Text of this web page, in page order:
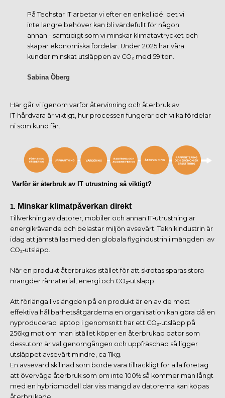
På Techstar IT arbetar vi efter en enkel idé: det vi
inte längre behöver kan bli värdefullt för någon
annan - samtidigt som vi minskar klimatavtrycket och
skapar ekonomiska fördelar. Under 2025 har våra
kunder minskat utsläppen av CO₂ med 59 ton.
Sabina Öberg
Här går vi igenom varför återvinning och återbruk av
IT‑hårdvara är viktigt, hur processen fungerar och vilka fördelar
ni som kund får.
Varför är återbruk av IT utrustning så viktigt?
1. Minskar klimatpåverkan direkt
Tillverkning av datorer, mobiler och annan IT‑utrustning är
energikrävande och belastar miljön avsevärt. Teknikindustrin är
idag att jämställas med den globala flygindustrin i mängden av
CO₂‑utsläpp.
När en produkt återbrukas istället för att skrotas sparas stora
mängder råmaterial, energi och CO₂‑utsläpp.
Att förlänga livslängden på en produkt är en av de mest
effektiva hållbarhetsåtgärderna en organisation kan göra då en
nyproducerad laptop i genomsnitt har ett CO₂‑utsläpp på
256kg mot om man istället köper en återbrukad dator som
dessutom är väl genomgången och uppfräschad så ligger
utsläppet avsevärt mindre, ca 11kg.
En avsevärd skillnad som borde vara tillräckligt för alla företag
att överväga återbruk som om inte 100% så kommer man långt
med en hybridmodell där viss mängd av datorerna kan köpas